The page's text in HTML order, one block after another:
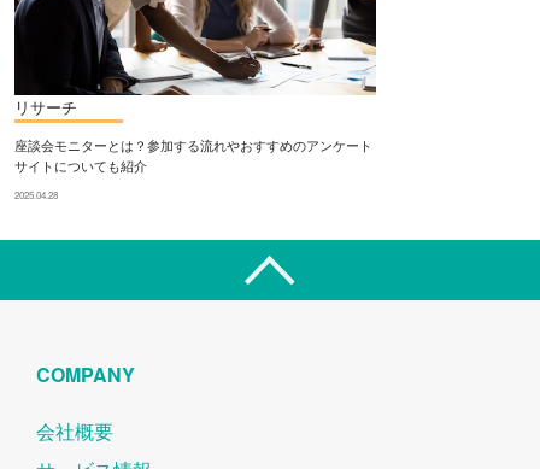
リサーチ
座談会モニターとは？参加する流れやおすすめのアンケート
サイトについても紹介
2025.04.28
COMPANY
会社概要